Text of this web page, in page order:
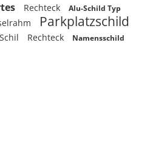
Rechteck Alu-Schild Typ
Parkplatzschild
Rechteck Namensschild